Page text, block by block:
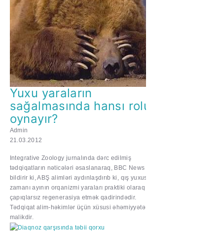
Yuxu yaraların
sağalmasında hansı rolu
oynayır?
Admin
21.03.2012
Integrative Zoology jurnalında dərc edilmiş
tədqiqatların nəticələri əsaslanaraq, BBC News
bildirir ki, ABŞ alimləri aydınlaşdırıb ki, qış yuxusu
zamanı ayının orqanizmi yaraları praktiki olaraq
çapıqlarsız regenerasiya etmək qadirindədir.
Tədqiqat alim-həkimlər üçün xüsusi əhəmiyyətə
malikdir.